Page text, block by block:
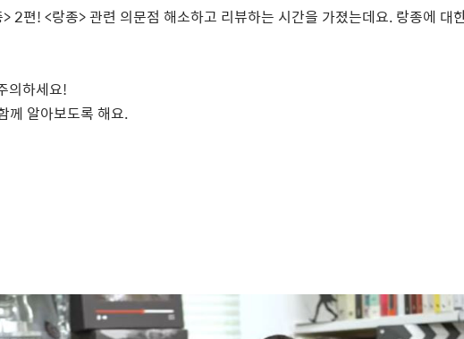
> 2편! <랑종>관련 의문점 해소하고 리뷰하는 시간을 가졌는데요. 랑종에 대
의하세요!
께 알아보도록 해요.